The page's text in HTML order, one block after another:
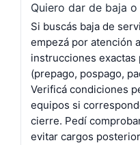
Quiero dar de baja o
Si buscás baja de
empezá por atención
instrucciones
(prepago, pospago,
Verificá condiciones
equipos si
cierre. Pedí
evitar cargos